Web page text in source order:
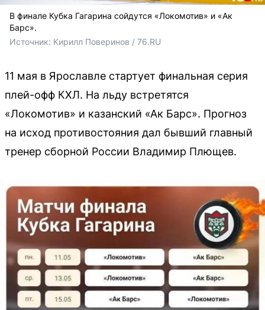
В финале Кубка Гагарина сойдутся «Локомотив» и «Ак
Барс».
Источник: Кирилл Поверинов / 76.RU
11 мая в Ярославле стартует финальная серия
плей-офф КХЛ. На льду встретятся
«Локомотив» и казанский «Ак Барс». Прогноз
на исход противостояния дал бывший главный
тренер сборной России Владимир Плющев.